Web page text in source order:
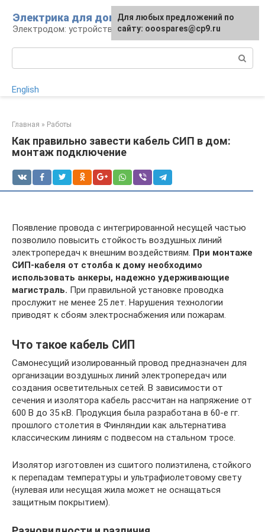
контенту
Электрика для дома
Электродом: устройства, кабели, ремонт
English
Главная » Работы
Как правильно завести кабель СИП в дом:
монтаж подключение
Появление провода с интегрированной несущей частью
позволило повысить стойкость воздушных линий
электропередач к внешним воздействиям. При монтаже
СИП-кабеля от столба к дому необходимо
использовать анкеры, надежно удерживающие
магистраль. При правильной установке проводка
прослужит не менее 25 лет. Нарушения технологии
приводят к сбоям электроснабжения или пожарам.
Что такое кабель СИП
Самонесущий изолированный провод предназначен для
организации воздушных линий электропередач или
создания осветительных сетей. В зависимости от
сечения и изолятора кабель рассчитан на напряжение от
600 В до 35 кВ. Продукция была разработана в 60-е гг.
прошлого столетия в Финляндии как альтернатива
классическим линиям с подвесом на стальном тросе.
Изолятор изготовлен из сшитого полиэтилена, стойкого
к перепадам температуры и ультрафиолетовому свету
(нулевая или несущая жила может не оснащаться
защитным покрытием).
Для любых предложений по
сайту: ooospares@cp9.ru